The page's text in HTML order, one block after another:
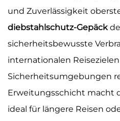
und Zuverlässigkeit
diebstahlschutz-Gepäck
sicherheitsbewusste
internationalen
Sicherheitsumgebungen
Erweitungsschicht macht
ideal für längere Reisen